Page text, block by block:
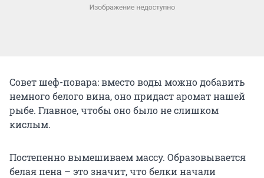
Совет шеф-повара: вместо воды можно добавить
немного белого вина, оно придаст аромат нашей
рыбе. Главное, чтобы оно было не слишком
кислым.
Постепенно вымешиваем массу. Образовывается
белая пена – это значит, что белки начали